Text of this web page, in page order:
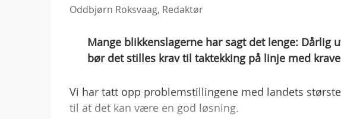
Oddbjørn Roksvaag, Redaktør
Mange blikkenslagerne har sagt det lenge:
bør det stilles krav til taktekking på linje med
Vi har tatt opp problemstillingene med landets
til at det kan være en god løsning.